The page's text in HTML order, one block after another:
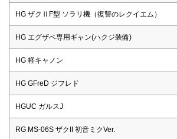
HG ザクⅡF型 ソラリ機（復讐のレクイエム）
HG エグザベ専用ギャン(ハクジ装備)
HG 軽キャノン
HG GFreD ジフレド
HGUC ガルスJ
RG MS-06S ザクII 初音ミクVer.